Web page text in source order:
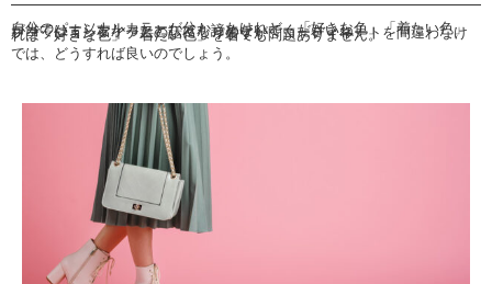
自分のパーソナルカラーが分かったけれど、「好きな色」「着たい色」が当てはまらなかったとしても諦めないでくださいね！
ファッションアイテムの話になりますが、コーディネートを間違わなければ「好きな色」「着たい色」を着ても問題ありません。
では、どうすれば良いのでしょう。